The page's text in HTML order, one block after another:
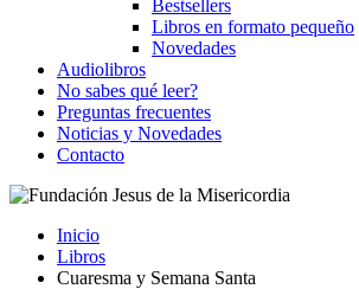
Bestsellers
Libros en formato pequeño
Novedades
Audiolibros
No sabes qué leer?
Preguntas frecuentes
Noticias y Novedades
Contacto
Inicio
Libros
Cuaresma y Semana Santa